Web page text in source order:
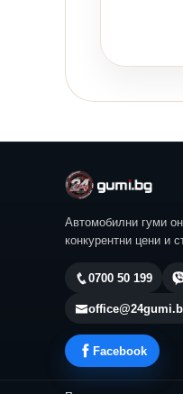
Автомобилни гуми
конкурентни цени и
0700 50 199
Facebook